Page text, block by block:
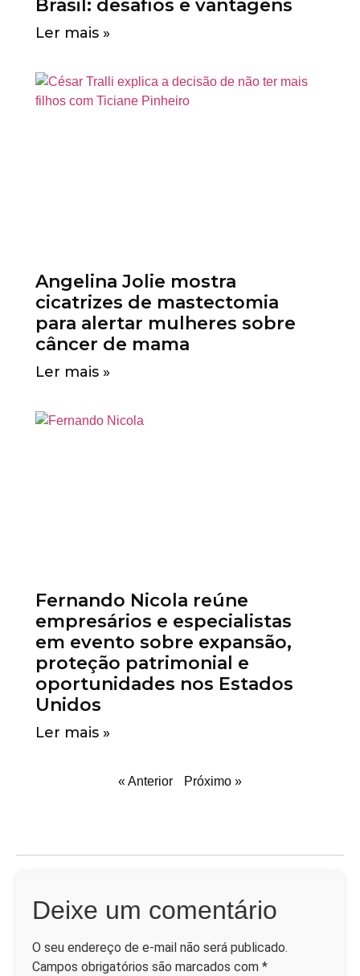
Brasil: desafios e vantagens
Ler mais »
Angelina Jolie mostra
cicatrizes de mastectomia
para alertar mulheres sobre
câncer de mama
Ler mais »
Fernando Nicola reúne
empresários e especialistas
em evento sobre expansão,
proteção patrimonial e
oportunidades nos Estados
Unidos
Ler mais »
« Anterior Próximo »
Deixe um comentário
O seu endereço de e-mail não será publicado.
Campos obrigatórios são marcados com *